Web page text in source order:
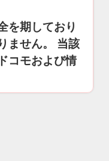
を期しており
ません。 当該
コモおよび情